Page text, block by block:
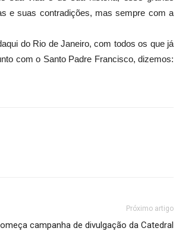
e suas contradições, mas sempre com a
do Rio de Janeiro, com todos os que já
com o Santo Padre Francisco, dizemos:
Próximo artigo
campanha de divulgação da Catedral